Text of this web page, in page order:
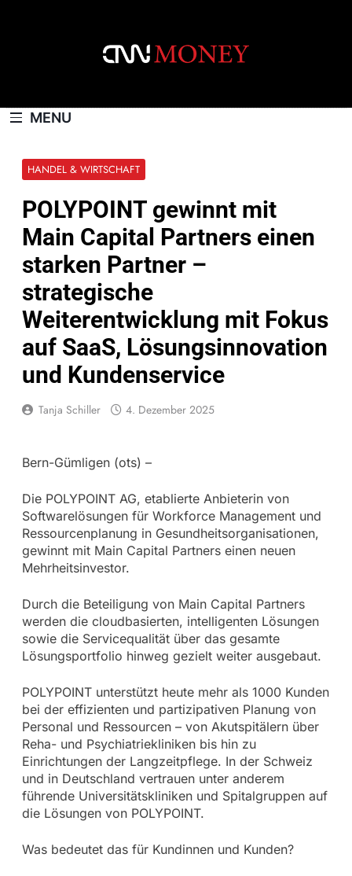
MENU
HANDEL & WIRTSCHAFT
POLYPOINT gewinnt mit
Main Capital Partners einen
starken Partner –
strategische
Weiterentwicklung mit Fokus
auf SaaS, Lösungsinnovation
und Kundenservice
Tanja Schiller 4. Dezember 2025
Bern-Gümligen (ots) –
Die POLYPOINT AG, etablierte Anbieterin von
Softwarelösungen für Workforce Management und
Ressourcenplanung in Gesundheitsorganisationen,
gewinnt mit Main Capital Partners einen neuen
Mehrheitsinvestor.
Durch die Beteiligung von Main Capital Partners
werden die cloudbasierten, intelligenten Lösungen
sowie die Servicequalität über das gesamte
Lösungsportfolio hinweg gezielt weiter ausgebaut.
POLYPOINT unterstützt heute mehr als 1000 Kunden
bei der effizienten und partizipativen Planung von
Personal und Ressourcen – von Akutspitälern über
Reha- und Psychiatriekliniken bis hin zu
Einrichtungen der Langzeitpflege. In der Schweiz
und in Deutschland vertrauen unter anderem
führende Universitätskliniken und Spitalgruppen auf
die Lösungen von POLYPOINT.
Was bedeutet das für Kundinnen und Kunden?